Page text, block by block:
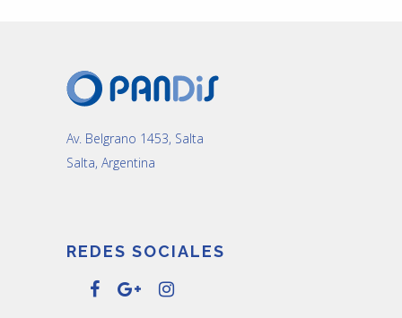
Av. Belgrano 1453, Salta
Salta, Argentina
REDES SOCIALES